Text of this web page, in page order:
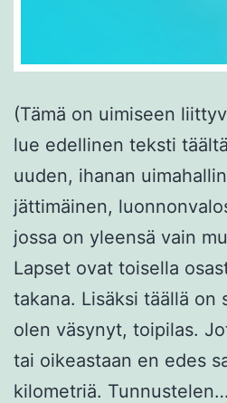
(Tämä on uimiseen
lue edellinen teksti
uuden, ihanan
jättimäinen,
jossa on yleensä vain
Lapset ovat toisella
takana. Lisäksi täällä on
olen väsynyt, toipilas.
tai oikeastaan en edes
kilometriä. Tunnustelen…